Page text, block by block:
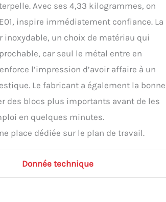
Avec ses 4,33 kilogrammes, on
inspire immédiatement confiance. La
inoxydable, un choix de matériau qui
car seul le métal entre en
l’impression d’avoir affaire à un
Le fabricant a également la bonne
des blocs plus importants avant de les
en quelques minutes.
place dédiée sur le plan de travail.
Donnée technique